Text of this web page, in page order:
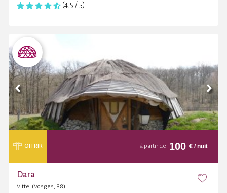
(4,5 / 5)
OFFRIR à partir de 100 € / nuit
Dara
Vittel (Vosges, 88)